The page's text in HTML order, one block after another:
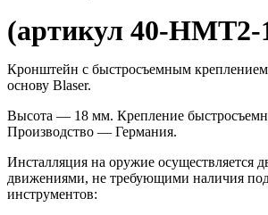
(артикул 40-HMT2-
Кронштейн с быстросъемным креплением
основу Blaser.
Высота — 18 мм. Крепление
Производство — Германия.
Инсталляция на оружие осуществляется
движениями, не требующими наличия
инструментов: